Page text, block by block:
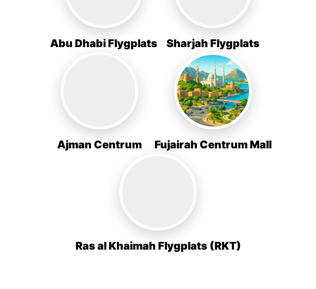
Abu Dhabi Flygplats Sharjah Flygplats
Ajman Centrum Fujairah Centrum Mall
Ras al Khaimah Flygplats (RKT)